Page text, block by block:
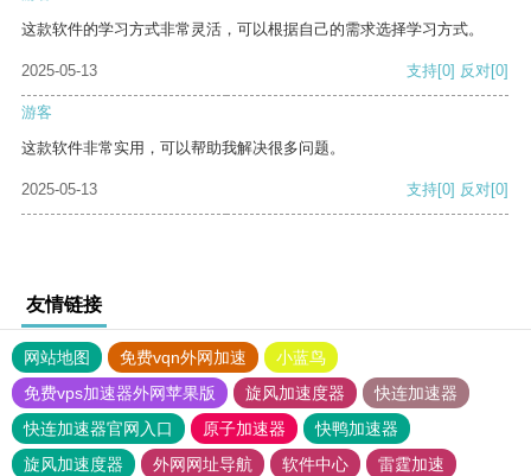
这款软件的学习方式非常灵活，可以根据自己的需求选择学习方式。
2025-05-13 支持[0] 反对[0]
游客
这款软件非常实用，可以帮助我解决很多问题。
2025-05-13 支持[0] 反对[0]
友情链接
网站地图 免费vqn外网加速
小蓝鸟
免费vps加速器外网苹果版
旋风加速度器
快连加速器
快连加速器官网入口
原子加速器
快鸭加速器
旋风加速度器
外网网址导航 软件中心
雷霆加速